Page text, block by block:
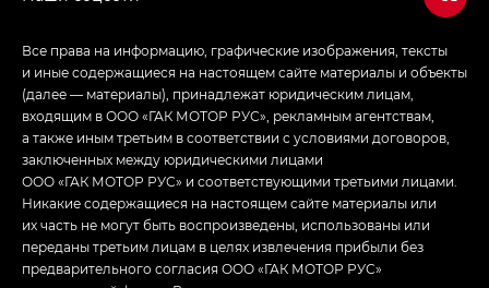
Все права на информацию, графические изображения, тексты
и иные содержащиеся на настоящем сайте материалы и объекты
(далее — материалы), принадлежат юридическим лицам,
входящим в ООО «ГАК МОТОР РУС», рекламным агентствам,
а также иным третьим в соответствии с условиями договоров,
заключенных между юридическими лицами
ООО «ГАК МОТОР РУС» и соответствующими третьими лицами.
Никакие содержащиеся на настоящем сайте материалы или
их часть не могут быть воспроизведены, использованы или
переданы третьим лицам в целях извлечения прибыли без
предварительного согласия ООО «ГАК МОТОР РУС»